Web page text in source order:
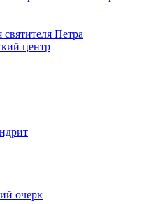
святителя Петра
центр
очерк